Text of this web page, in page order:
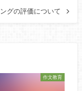
グの評価について
作文教育